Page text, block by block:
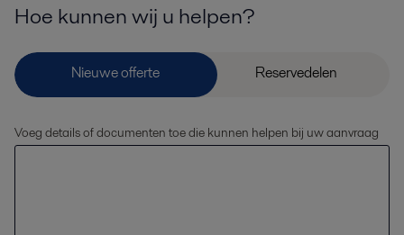
Hoe kunnen wij u helpen?
Voeg details of documenten toe die kunnen helpen bij uw aanvraag